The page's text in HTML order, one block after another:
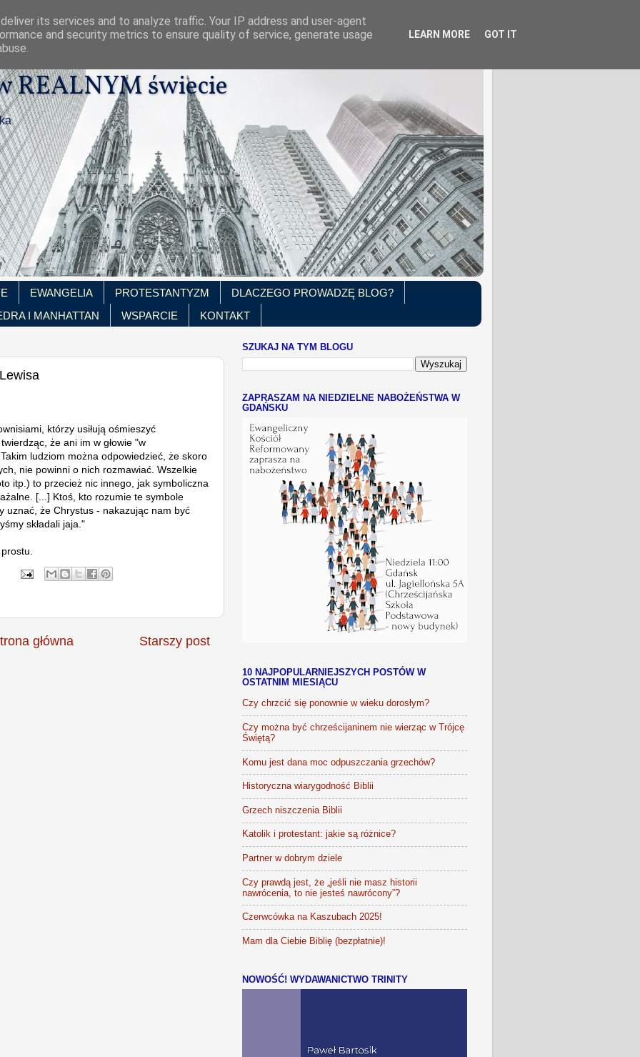
REALNYM świecie
EWANGELIA PROTESTANTYZM
DLACZEGO PROWADZĘ BLOG?
I MANHATTAN WSPARCIE KONTAKT
którzy usiłują ośmieszyć
że ani im w głowie "w
ludziom można odpowiedzieć, że skoro
nie powinni o nich rozmawiać. Wszelkie
itp.) to przecież nic innego, jak symboliczna
[...] Ktoś, kto rozumie te symbole
uznać, że Chrystus - nakazując nam być
składali jaja."
Starszy post
główna
SZUKAJ NA TYM BLOGU
ZAPRASZAM NA NIEDZIELNE NABOŻEŃSTWA W
GDAŃSKU
10 NAJPOPULARNIEJSZYCH POSTÓW W
OSTATNIM MIESIĄCU
Czy chrzcić się ponownie w wieku dorosłym?
Czy można być chrześcijaninem nie wierząc w Trójcę
Świętą?
Komu jest dana moc odpuszczania grzechów?
Historyczna wiarygodność Biblii
Grzech niszczenia Biblii
Katolik i protestant: jakie są różnice?
Partner w dobrym dziele
Czy prawdą jest, że „jeśli nie masz historii
nawrócenia, to nie jesteś nawrócony”?
Czerwcówka na Kaszubach 2025!
Mam dla Ciebie Biblię (bezpłatnie)!
NOWOŚĆ! WYDAWANICTWO TRINITY
its services and to analyze traffic. Your IP address and user-agent
and security metrics to ensure quality of service, generate usage
LEARN MORE GOT IT